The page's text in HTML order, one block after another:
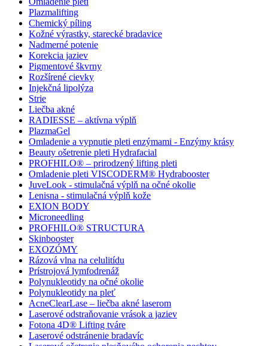
Plazmalifting
Chemický píling
Kožné výrastky, starecké bradavice
Nadmerné potenie
Korekcia jaziev
Pigmentové škvrny
Rozšírené cievky
Injekčná lipolýza
Strie
Liečba akné
RADIESSE – aktívna výplň
PlazmaGel
Omladenie a vypnutie pleti enzýmami - Enzýmy krásy
Beauty ošetrenie pleti Hydrafacial
PROFHILO® – prirodzený lifting pleti
Omladenie pleti VISCODERM® Hydrabooster
JuveLook - stimulačná výplň na očné okolie
Lenisna - stimulačná výplň kože
EXION BODY
Microneedling
PROFHILO® STRUCTURA
Skinbooster
EXOZÓMY
Rázová vlna na celulitídu
Prístrojová lymfodrenáž
Polynukleotidy na očné okolie
Polynukleotidy na pleť
AcneClearLase – liečba akné laserom
Laserové odstraňovanie vrások a jaziev
Fotona 4D® Lifting tváre
Laserové odstránenie bradavíc